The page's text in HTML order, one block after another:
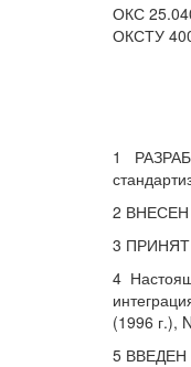
ОКС
ОКСТУ
1
2 ВНЕСЕН
3 ПРИНЯТ
4
(1996 г.),
5